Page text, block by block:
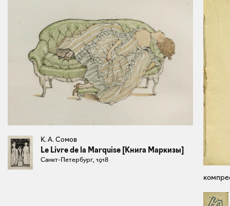
К. А. Сомов
Le Livre de la Marquise [Книга Маркизы]
Санкт-Петербург, 1918